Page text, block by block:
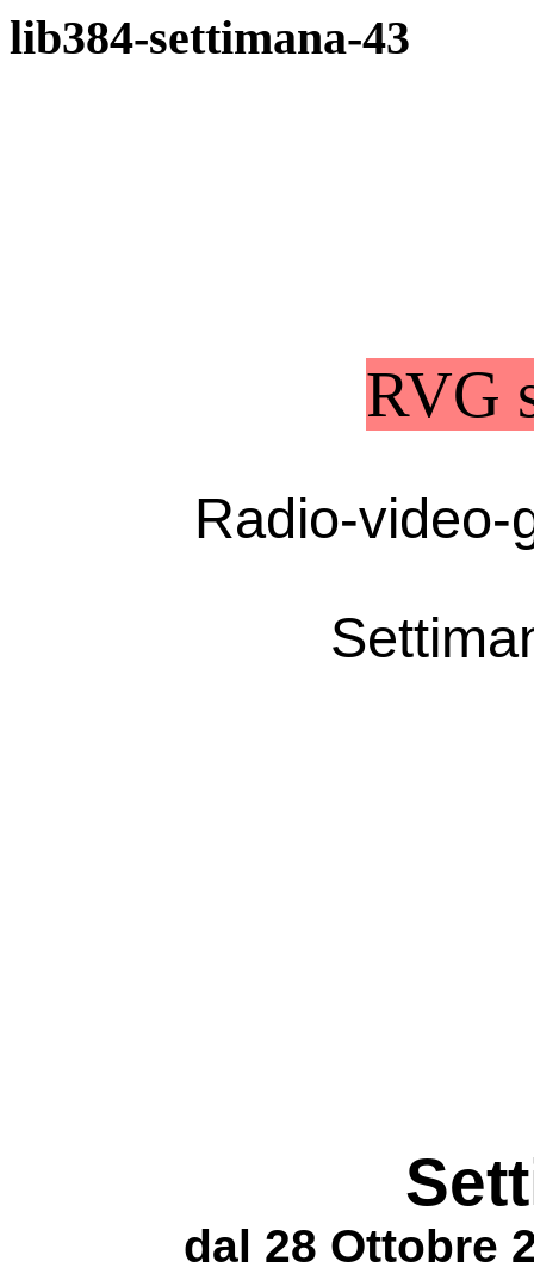
lib384-settimana-43
RVG
Radio-video-
dal 28 Ottobre